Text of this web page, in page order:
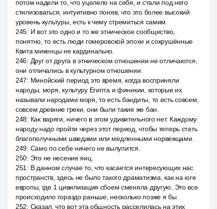
потом надели то, что уцелело на себя, и стали под него
стилизоваться, интуитивно поняв, что это более высокий
уровень культуры, есть к чему стремиться самим.
245: И вот это одно и то же этническое сообщество,
понятно, то есть люди гомеровской эпохи и сокрушённые
Квита микенцы не кардинально.
246: Друг от друга в этническом отношении не отличаются,
они отличались в культурном отношении.
247: Минойский период это время, когда восприняли
народы, моря, культуру Египта и финикии, которые их
называли народами моря, то есть бандиты, то есть совсем,
совсем древние греки, они были такие же бан.
248: Как варяги, ничего в этом удивительного нет. Каждому
народу надо пройти через этот период, чтобы теперь стать
благополучными шведами или медленными норвежцами.
249: Само по себе ничего не вылупится.
250: Это не несение яиц.
251 : В данном случае то, что касается интересующих нас
пространств, здесь не было такого драматизма, как на юге
европы, где 1 цивилизация сбоем сменяла другую. Это все
происходило гораздо раньше, несколько позже я бы
252: Сказал, что вот эта общность расселилась на этих